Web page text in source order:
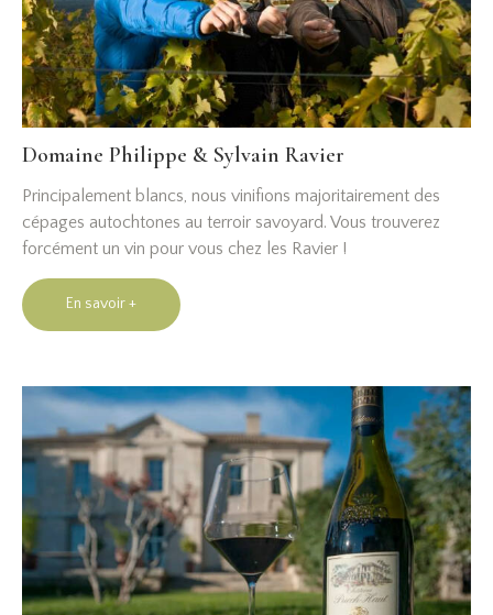
Domaine Philippe & Sylvain Ravier
Principalement blancs, nous vinifions majoritairement des
cépages autochtones au terroir savoyard. Vous trouverez
forcément un vin pour vous chez les Ravier !
En savoir +